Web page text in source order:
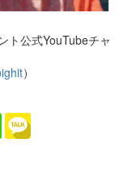
ト公式YouTubeチャ
）